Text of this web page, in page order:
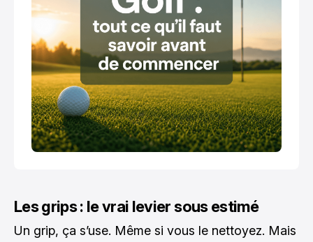
Les grips : le vrai levier sous estimé
Un grip, ça s’use. Même si vous le nettoyez. Mais